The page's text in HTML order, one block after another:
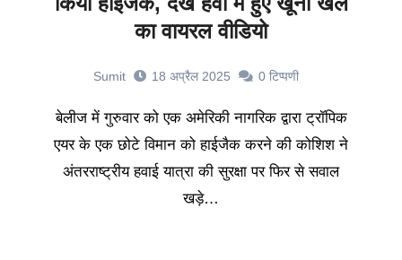
का वायरल वीडियो
Sumit 18 अप्रैल 2025 0 टिप्पणी
बेलीज में गुरुवार को एक अमेरिकी नागरिक द्वारा ट्रॉपिक
एयर के एक छोटे विमान को हाईजैक करने की कोशिश ने
अंतरराष्ट्रीय हवाई यात्रा की सुरक्षा पर फिर से सवाल
खड़े…